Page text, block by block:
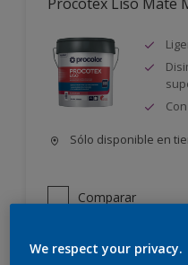
Sólo disponible en
Comparar
We respect your privacy.